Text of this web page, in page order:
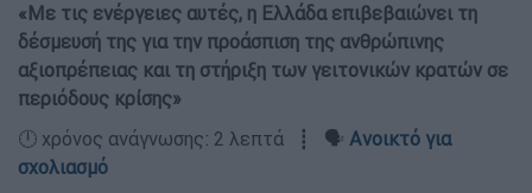
«Με τις ενέργειες αυτές, η Ελλάδα επιβεβαιώνει τη
δέσμευσή της για την προάσπιση της ανθρώπινης
αξιοπρέπειας και τη στήριξη των γειτονικών κρατών σε
περιόδους κρίσης»
🕛 χρόνος ανάγνωσης: 2 λεπτά ┋ 🗣️ Ανοικτό για
σχολιασμό